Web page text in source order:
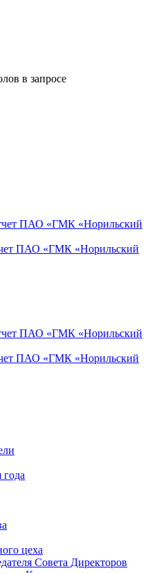
в запросе
ПАО «ГМК «Норильский
ПАО «ГМК «Норильский
ПАО «ГМК «Норильский
ПАО «ГМК «Норильский
цеха
Совета Директоров